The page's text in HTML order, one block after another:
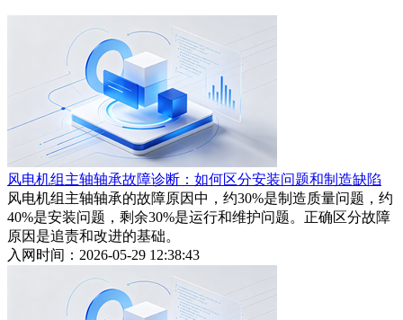
风电机组主轴轴承故障诊断：如何区分安装问题和制造缺陷
风电机组主轴轴承的故障原因中，约30%是制造质量问题，约
40%是安装问题，剩余30%是运行和维护问题。正确区分故障
原因是追责和改进的基础。
入网时间：2026-05-29 12:38:43